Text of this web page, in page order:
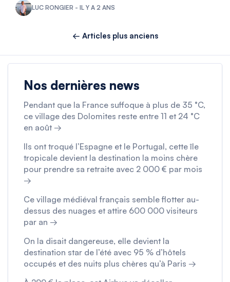
LUC RONGIER - IL Y A 2 ANS
← Articles plus anciens
Nos dernières news
Pendant que la France suffoque à plus de 35 °C,
ce village des Dolomites reste entre 11 et 24 °C
en août →
Ils ont troqué l’Espagne et le Portugal, cette île
tropicale devient la destination la moins chère
pour prendre sa retraite avec 2 000 € par mois
→
Ce village médiéval français semble flotter au-
dessus des nuages et attire 600 000 visiteurs
par an →
On la disait dangereuse, elle devient la
destination star de l’été avec 95 % d’hôtels
occupés et des nuits plus chères qu’à Paris →